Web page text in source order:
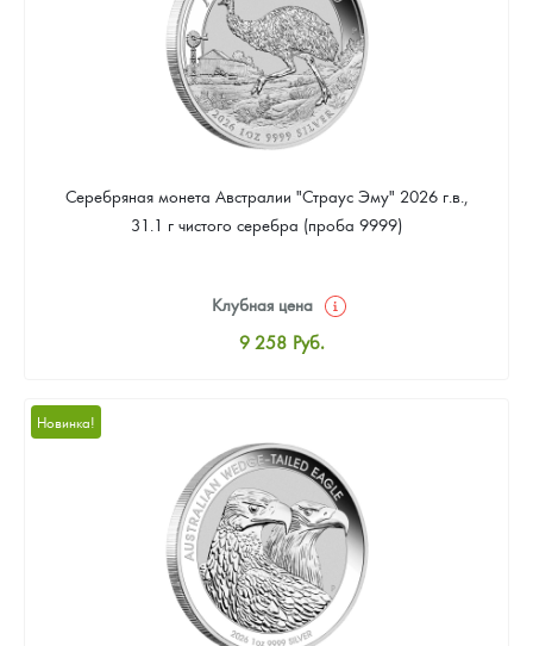
Серебряная монета Австралии "Страус Эму" 2026 г.в.,
31.1 г чистого серебра (проба 9999)
Клубная цена
9 258 Руб.
Цена выкупа
Звоните
Новинка!